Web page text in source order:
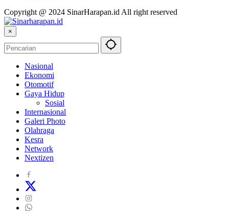
Copyright @ 2024 SinarHarapan.id All right reserved
×
Nasional
Ekonomi
Otomotif
Gaya Hidup
Sosial
Internasional
Galeri Photo
Olahraga
Kesra
Network
Nextizen